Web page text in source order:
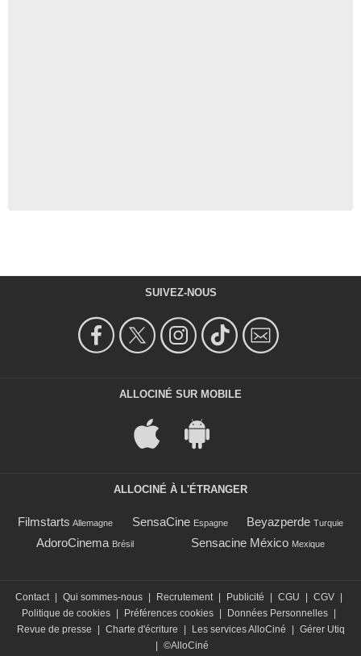
SUIVEZ-NOUS
ALLOCINÉ SUR MOBILE
ALLOCINÉ À L'ÉTRANGER
Filmstarts Allemagne SensaCine Espagne Beyazperde Turquie
AdoroCinema Brésil Sensacine México Mexique
Contact Qui sommes-nous Recrutement Publicité CGU CGV
Politique de cookies
Préférences cookies Données Personnelles
Revue de presse
Charte d'écriture Les services AlloCiné
Gérer Utiq
©AlloCiné